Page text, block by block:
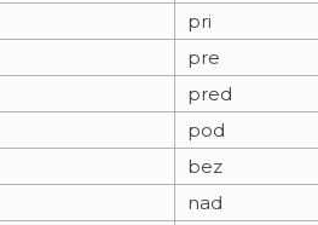
pri
pre
pred
pod
bez
nad